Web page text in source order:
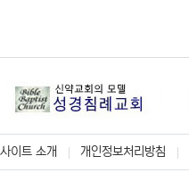
사이트 소개 개인정보처리방침